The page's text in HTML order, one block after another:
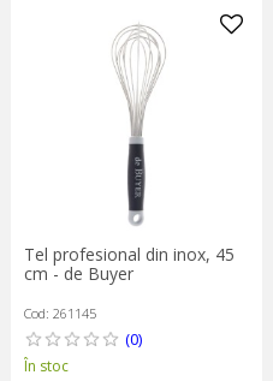
Tel profesional din inox, 45
cm - de Buyer
Cod: 261145
(0)
În stoc